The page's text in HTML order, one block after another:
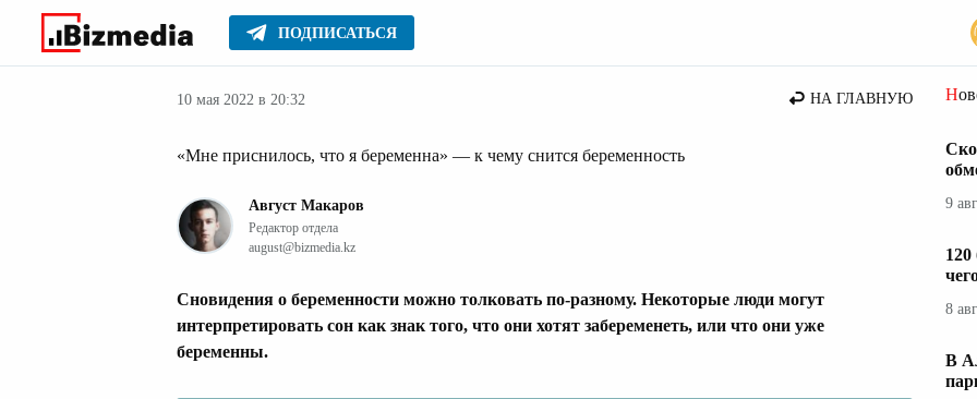
ПОДПИСАТЬСЯ
Главное Стиль жизни
10 мая 2022 в 20:32 НА ГЛАВНУЮ
«Мне приснилось, что я беременна» — к чему снится беременность
Август Макаров
Редактор отдела
august@bizmedia.kz
Сновидения о беременности можно толковать по-разному. Некоторые люди могут
интерпретировать сон как знак того, что они хотят забеременеть, или что они уже
беременны.
9
8
В